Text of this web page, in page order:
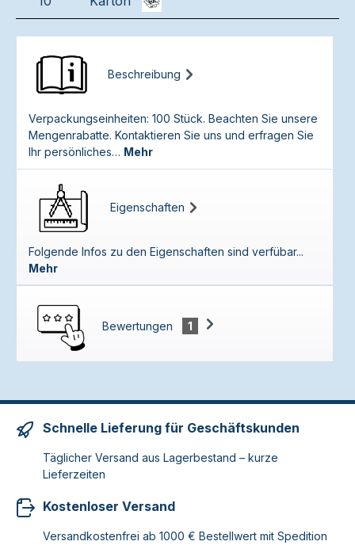
Beschreibung
Verpackungseinheiten: 100 Stück. Beachten Sie unsere
Mengenrabatte. Kontaktieren Sie uns und erfragen Sie
Ihr persönliches… Mehr
Eigenschaften
Folgende Infos zu den Eigenschaften sind verfübar...
Mehr
Bewertungen 1
Schnelle Lieferung für Geschäftskunden
Täglicher Versand aus Lagerbestand – kurze
Lieferzeiten
Kostenloser Versand
Versandkostenfrei ab 1000 € Bestellwert mit Spedition